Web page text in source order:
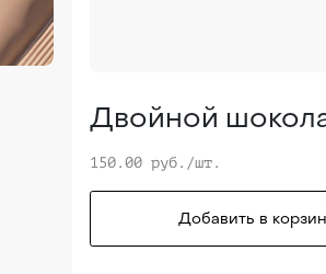
Двойной
150.00 руб./шт.
Добавить в